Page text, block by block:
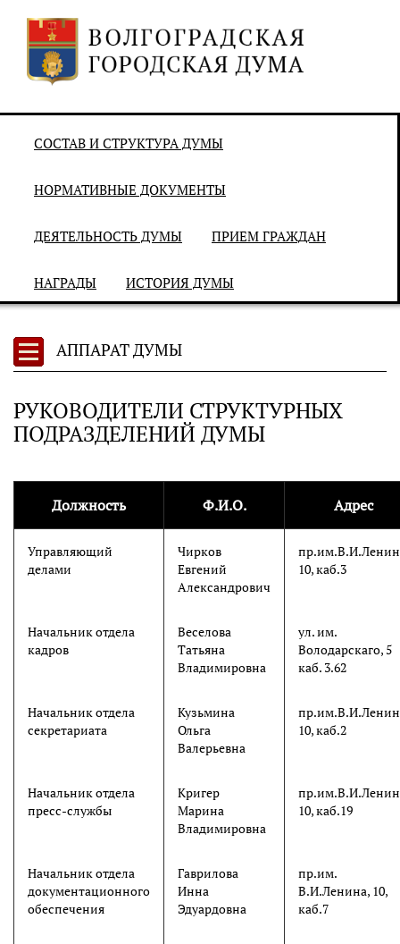
СОСТАВ И СТРУКТУРА ДУМЫ
НОРМАТИВНЫЕ ДОКУМЕНТЫ
ДЕЯТЕЛЬНОСТЬ ДУМЫ ПРИЕМ ГРАЖДАН
НАГРАДЫ ИСТОРИЯ ДУМЫ
АППАРАТ ДУМЫ
РУКОВОДИТЕЛИ СТРУКТУРНЫХ
ПОДРАЗДЕЛЕНИЙ ДУМЫ
Должность Ф.И.О. Адрес
Управляющий
делами
Чирков
Евгений
Александрович
10, каб.3
Начальник отдела
кадров
Веселова
Татьяна
Владимировна
ул. им.
Володарскаго, 5
каб. 3.62
Начальник отдела
секретариата
Кузьмина
Ольга
Валерьевна
10, каб.2
Начальник отдела
пресс-службы
Кригер
Марина
Владимировна
10, каб.19
Начальник отдела
документационного
обеспечения
Гаврилова
Инна
Эдуардовна
пр.им.
В.И.Ленина, 10,
каб.7